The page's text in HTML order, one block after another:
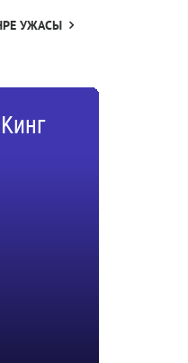
УЖАСЫ